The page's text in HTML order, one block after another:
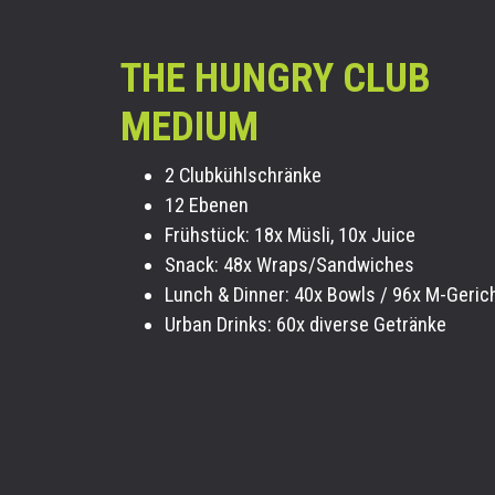
THE HUNGRY CLUB
MEDIUM
2 Clubkühl schränke
12 Ebenen
Frühstück: 18x Müsli, 10x Juice
Snack: 48x Wraps/Sandwiches
Lunch & Dinner: 40x Bowls / 96x M-
Urban Drinks: 60x diverse Getränke